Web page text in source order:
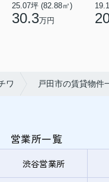
25.07坪 (82.88㎡)
30.3万円
ワ 戸田市の賃貸物件
営業所一覧
渋谷営業所